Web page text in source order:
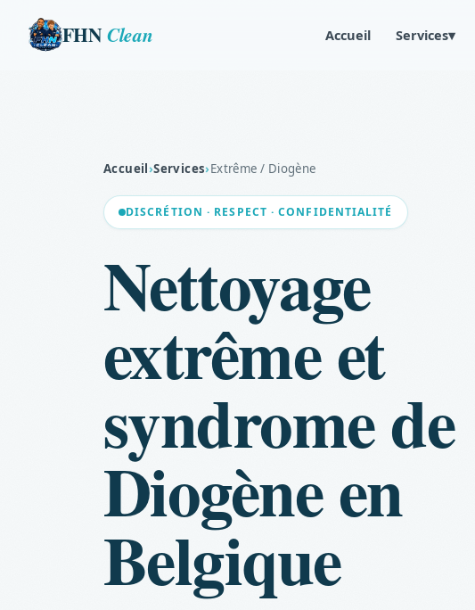
FHN Clean Accueil Services▾
Accueil›Services›Extrême / Diogène
DISCRÉTION · RESPECT · CONFIDENTIALITÉ
Nettoyage
extrême et
syndrome de
Diogène en
Belgique